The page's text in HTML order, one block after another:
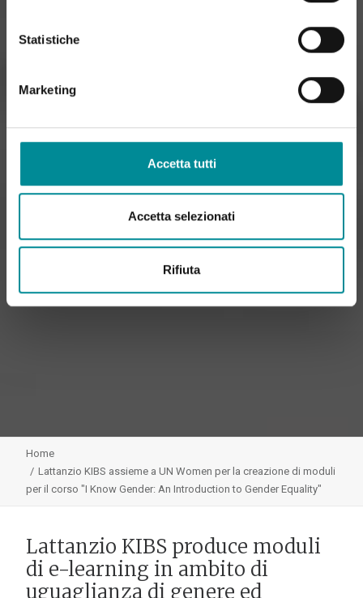
Statistiche
Marketing
Accetta tutti
Accetta selezionati
Rifiuta
Home
Lattanzio KIBS assieme a UN Women per la creazione di moduli
per il corso "I Know Gender: An Introduction to Gender Equality"
Lattanzio KIBS produce moduli
di e-learning in ambito di
uguaglianza di genere ed